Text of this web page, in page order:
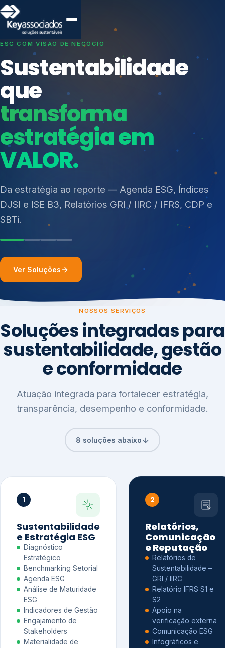
SISTEMAS DE GESTÃO OTIMIZADOS E INTEGRADOS
Conformidade que
protege seu
negócio.
Consultoria, auditoria e treinamentos em ISO 27001,
ISO 27701, ISO 42001, ISO 37001, ISO 9001, ISO
resíduos sólidos (PGRS/PMGRS).
Índices de Mercado
Mudanças Climáticas
Reputação e Cadeia
Reporte Regulatório
Ver Soluções
NOSSOS SERVIÇOS
Soluções integradas para
sustentabilidade, gestão
e conformidade
Atuação integrada para fortalecer estratégia,
transparência, desempenho e conformidade.
8 soluções abaixo
1
Sustentabilidade
e Estratégia ESG
Diagnóstico
Estratégico
Benchmarking Setorial
Agenda ESG
Análise de Maturidade
ESG
Indicadores de Gestão
Engajamento de
Stakeholders
Materialidade de
2
Relatórios,
Comunicação
e Reputação
Relatórios de
Sustentabilidade –
GRI / IIRC
Relatório IFRS S1 e
S2
Apoio na
verificação externa
Comunicação ESG
Infográficos e